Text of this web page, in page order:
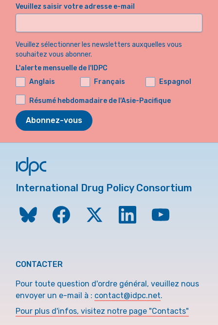
Veuillez saisir votre adresse e-mail
Veuillez sélectionner les newsletters auxquelles vous
souhaitez vous abonner.
L'alerte mensuelle de l'IDPC
Anglais
Français Espagnol
Résumé hebdomadaire de l'Asie-Pacifique
Abonnez-vous
International Drug Policy Consortium
CONTACTER
Pour toute question d'ordre général, veuillez nous
envoyer un e-mail à : contact@idpc.net.
Pour plus d'infos, visitez notre page "Contacts"